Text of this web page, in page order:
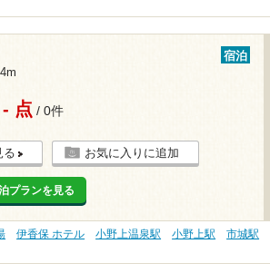
宿泊
- 点 / 0件
る お気に入りに追加
プランを見る
伊香保 ホテル 小野上温泉駅 小野上駅
市城駅